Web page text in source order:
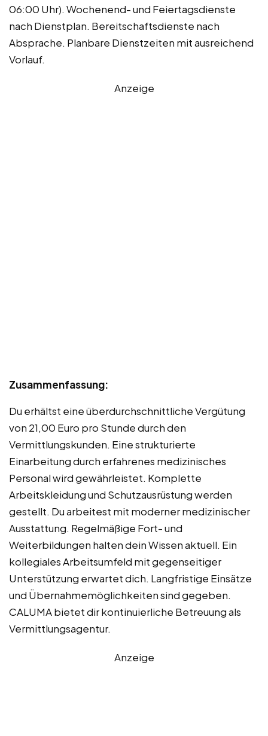
06:00 Uhr). Wochenend- und Feiertagsdienste
nach Dienstplan. Bereitschaftsdienste nach
Absprache. Planbare Dienstzeiten mit ausreichend
Vorlauf.
Anzeige
Zusammenfassung:
Du erhältst eine überdurchschnittliche Vergütung
von 21,00 Euro pro Stunde durch den
Vermittlungskunden. Eine strukturierte
Einarbeitung durch erfahrenes medizinisches
Personal wird gewährleistet. Komplette
Arbeitskleidung und Schutzausrüstung werden
gestellt. Du arbeitest mit moderner medizinischer
Ausstattung. Regelmäßige Fort- und
Weiterbildungen halten dein Wissen aktuell. Ein
kollegiales Arbeitsumfeld mit gegenseitiger
Unterstützung erwartet dich. Langfristige Einsätze
und Übernahmemöglichkeiten sind gegeben.
CALUMA bietet dir kontinuierliche Betreuung als
Vermittlungsagentur.
Anzeige